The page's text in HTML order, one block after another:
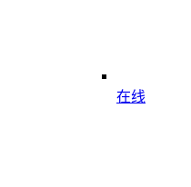
在线